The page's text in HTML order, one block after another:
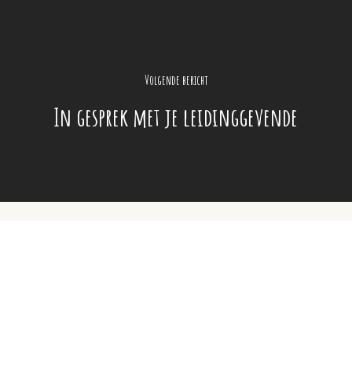
Volgende bericht
In gesprek met je leidinggevende